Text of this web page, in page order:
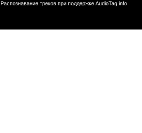
Распознавание треков при поддержке AudioTag.info